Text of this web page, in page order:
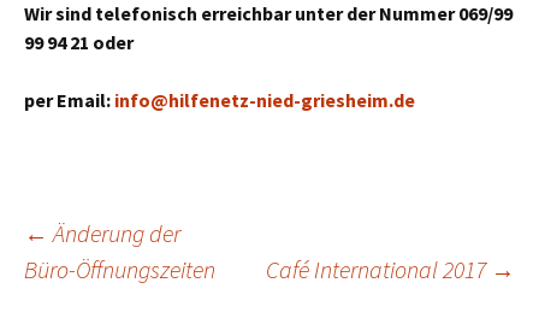
Wir sind telefonisch erreichbar unter der Nummer 069/99
99 94 21 oder
per Email: info@hilfenetz-nied-griesheim.de
Beitragsnavigation
← Änderung der
Büro-Öffnungszeiten
Café International 2017 →